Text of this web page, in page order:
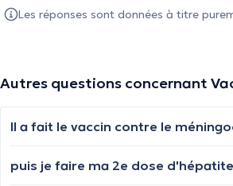
Les réponses sont données à titre
Autres questions concernant
puis je faire ma 2e dose